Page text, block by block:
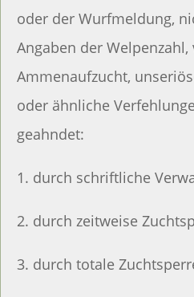
oder der Wurfmeldung,
Angaben der
Ammenaufzucht,
oder ähnliche
geahndet:
1. durch schriftliche
2. durch zeitweise
3. durch totale